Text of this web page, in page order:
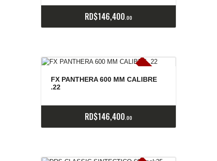
RD$146,400 00
E
x
is
t
e
n
c
ia
s
a
g
o
t
a
d
a
s
FX PANTHERA 600 MM CALIBRE
.22
RD$146,400 00